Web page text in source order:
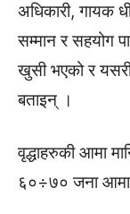
अधिकारी, गायक
सम्मान र सहयोग
खुसी भएको र
बताइन् ।
वृद्धाहरुकी आमा
६०÷७० जना